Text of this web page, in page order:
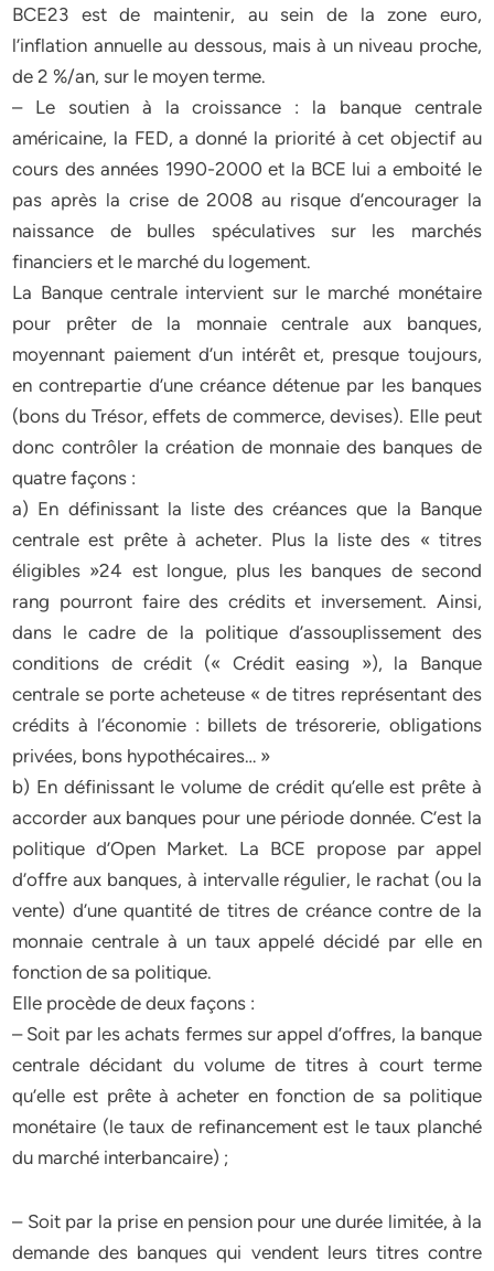
BCE23 est de maintenir, au sein de la zone euro,
l’inflation annuelle au dessous, mais à un niveau proche,
de 2 %/an, sur le moyen terme.
– Le soutien à la croissance : la banque centrale
américaine, la FED, a donné la priorité à cet objectif au
cours des années 1990-2000 et la BCE lui a emboité le
pas après la crise de 2008 au risque d’encourager la
naissance de bulles spéculatives sur les marchés
financiers et le marché du logement.
La Banque centrale intervient sur le marché monétaire
pour prêter de la monnaie centrale aux banques,
moyennant paiement d’un intérêt et, presque toujours,
en contrepartie d’une créance détenue par les banques
(bons du Trésor, effets de commerce, devises). Elle peut
donc contrôler la création de monnaie des banques de
quatre façons :
a) En définissant la liste des créances que la Banque
centrale est prête à acheter. Plus la liste des « titres
éligibles »24 est longue, plus les banques de second
rang pourront faire des crédits et inversement. Ainsi,
dans le cadre de la politique d’assouplissement des
conditions de crédit (« Crédit easing »), la Banque
centrale se porte acheteuse « de titres représentant des
crédits à l’économie : billets de trésorerie, obligations
privées, bons hypothécaires… »
b) En définissant le volume de crédit qu’elle est prête à
accorder aux banques pour une période donnée. C’est la
politique d’Open Market. La BCE propose par appel
d’offre aux banques, à intervalle régulier, le rachat (ou la
vente) d’une quantité de titres de créance contre de la
monnaie centrale à un taux appelé décidé par elle en
fonction de sa politique.
Elle procède de deux façons :
– Soit par les achats fermes sur appel d’offres, la banque
centrale décidant du volume de titres à court terme
qu’elle est prête à acheter en fonction de sa politique
monétaire (le taux de refinancement est le taux planché
du marché interbancaire) ;
– Soit par la prise en pension pour une durée limitée, à la
demande des banques qui vendent leurs titres contre